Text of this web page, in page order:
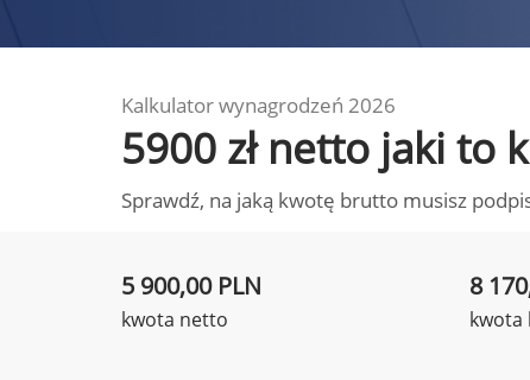
Kalkulator wynagrodzeń 2026
5900 zł netto jaki to
Sprawdź, na jaką kwotę brutto musisz
5 900,00 PLN
kwota netto
8